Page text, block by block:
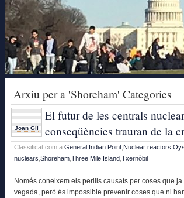
Arxiu per a 'Shoreham' Categories
Joan Gil
El futur de les centrals
conseqüències trauran de la
Classificat com a General Indian Point Nuclear reactors
nuclears Shoreham Three Mile Island Txernòbil
Només coneixem els perills causats per coses que
vegada, però és impossible prevenir coses que ni